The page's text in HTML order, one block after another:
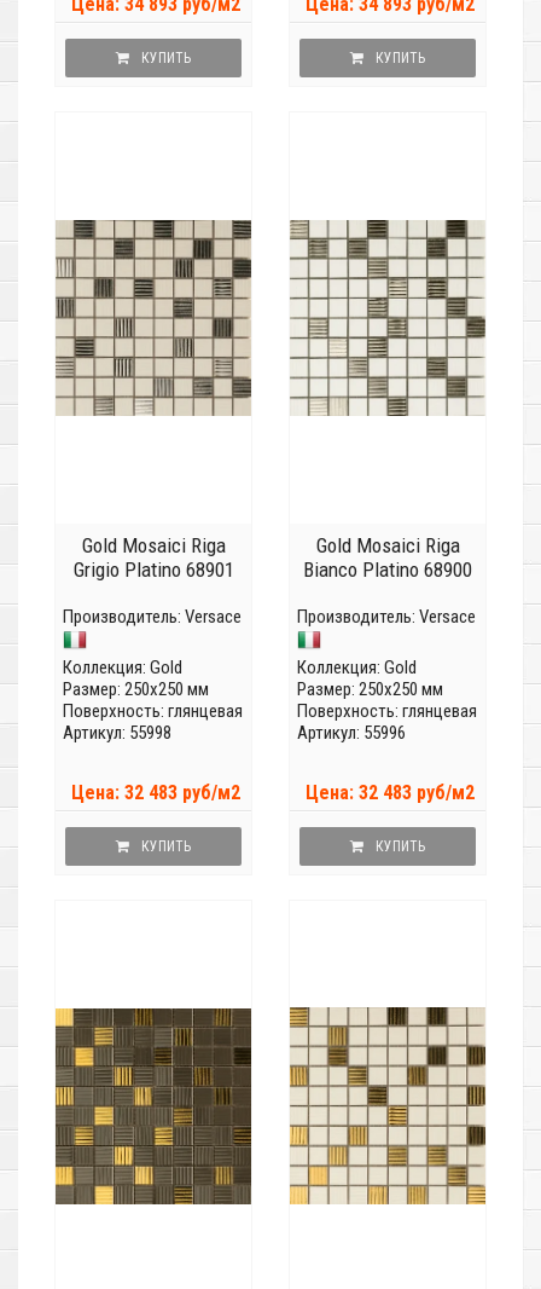
КУПИТЬ КУПИТЬ
Gold Mosaici Riga
Grigio Platino 68901
Производитель: Versace
Коллекция: Gold
Размер: 250x250 мм
Поверхность: глянцевая
Артикул: 55998
Цена: 32 483 руб/м2
КУПИТЬ
Gold Mosaici Riga
Bianco Platino 68900
Производитель: Versace
Коллекция: Gold
Размер: 250x250 мм
Поверхность: глянцевая
Артикул: 55996
Цена: 32 483 руб/м2
КУПИТЬ